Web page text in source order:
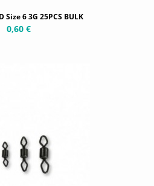
Size 6 3G 25PCS BULK
0,60 €